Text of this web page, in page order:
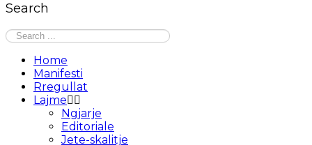
Search
Home
Manifesti
Rregullat
Lajme
Ngjarje
Editoriale
Jete-skalitje